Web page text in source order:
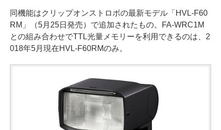
同機能はクリップオンストロボの最新モデル「HVL-F60
RM」（5月25日発売）で追加されたもの。FA-WRC1M
との組み合わせでTTL光量メモリーを利用できるのは、2
018年5月現在HVL-F60RMのみ。